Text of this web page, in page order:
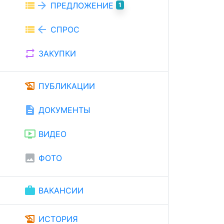
view_list arrow_forward ПРЕДЛОЖЕНИЕ 1
view_list arrow_back СПРОС
repeat ЗАКУПКИ
history_edu ПУБЛИКАЦИИ
description ДОКУМЕНТЫ
ondemand_video ВИДЕО
image ФОТО
work ВАКАНСИИ
history_edu ИСТОРИЯ